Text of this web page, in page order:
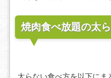
焼肉食べ放題の太
太らない食べ方を以下にま